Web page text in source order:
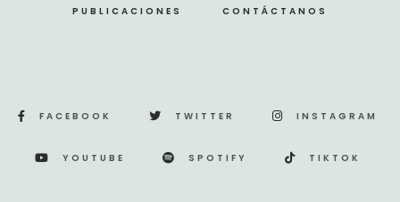
PUBLICACIONES
CONTÁCTANOS
FACEBOOK TWITTER INSTAGRAM
YOUTUBE SPOTIFY TIKTOK